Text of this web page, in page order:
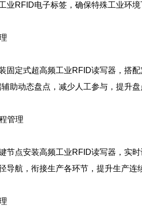
业RFID电子标签，确保特殊工业环境
固定式超高频工业RFID读写器，搭
助动态盘点，减少人工参与，提升盘
管理
节点安装高频工业RFID读写器，实
导航，衔接生产各环节，提升生产连